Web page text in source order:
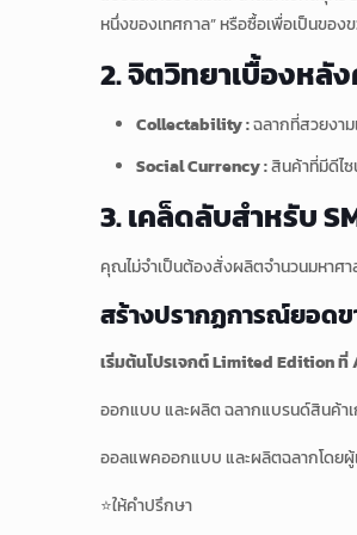
หนึ่งของเทศกาล” หรือซื้อเพื่อเป็นของ
2. จิตวิทยาเบื้องหลั
Collectability :ฉลากที่สวยงา
Social Currency :สินค้าที่มีดีไ
3. เคล็ดลับสำหรับ
คุณไม่จำเป็นต้องสั่งผลิตจำนวนมหาศา
สร้างปรากฏการณ์ยอด
เริ่มต้นโปรเจกต์ Limited Edition
ออกแบบ และผลิต ฉลากแบรนด์สินค้าเ
ออลแพคออกแบบ และผลิตฉลากโดย
⭐️ให้คำปรึกษา